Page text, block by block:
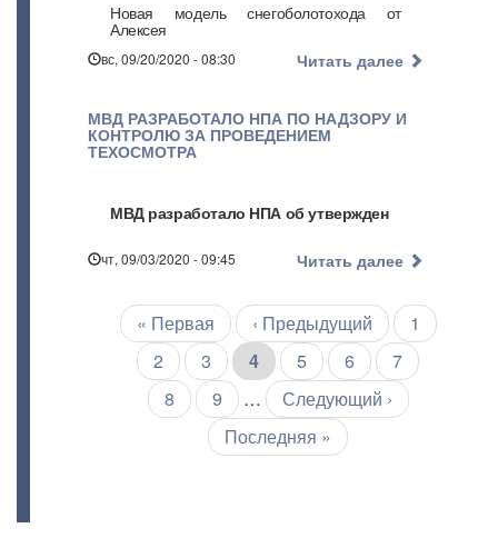
Новая модель снегоболотохода от
Алексея
вс, 09/20/2020 - 08:30 Читать далее
МВД РАЗРАБОТАЛО НПА ПО НАДЗОРУ И
КОНТРОЛЮ ЗА ПРОВЕДЕНИЕМ
ТЕХОСМОТРА
МВД разработало НПА об утвержден
чт, 09/03/2020 - 09:45 Читать далее
Нумерация
страниц
Первая
страница
« Первая ←
‹ Предыдущий Страница
1
Страница
2 Страница
3
Текущая
страница
4 Страница
5 Страница
6 Страница
7
Страница
8 Страница
9 …
Следующая
страница
Следующий ›
Последняя
страница
Последняя »